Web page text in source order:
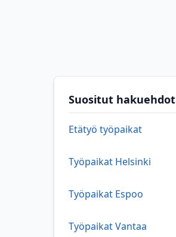
Suositut hakuehdot
Etätyö työpaikat
Työpaikat Helsinki
Työpaikat Espoo
Työpaikat Vantaa